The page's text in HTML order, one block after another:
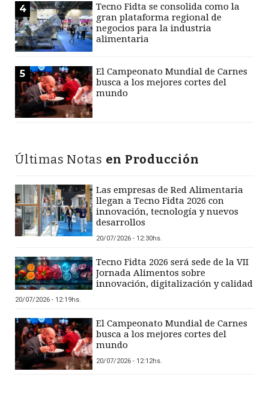
4
Tecno Fidta se consolida como la
gran plataforma regional de
negocios para la industria
alimentaria
5
El Campeonato Mundial de Carnes
busca a los mejores cortes del
mundo
Últimas Notas en Producción
Las empresas de Red Alimentaria
llegan a Tecno Fidta 2026 con
innovación, tecnología y nuevos
desarrollos
20/07/2026 - 12:30hs.
Tecno Fidta 2026 será sede de la VII
Jornada Alimentos sobre
innovación, digitalización y calidad
20/07/2026 - 12:19hs.
El Campeonato Mundial de Carnes
busca a los mejores cortes del
mundo
20/07/2026 - 12:12hs.